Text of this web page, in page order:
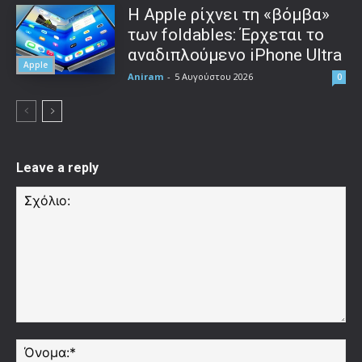
Apple
Η Apple ρίχνει τη «βόμβα»
των foldables: Έρχεται το
αναδιπλούμενο iPhone Ultra
Aniram - 5 Αυγούστου 2026 0
Leave a reply